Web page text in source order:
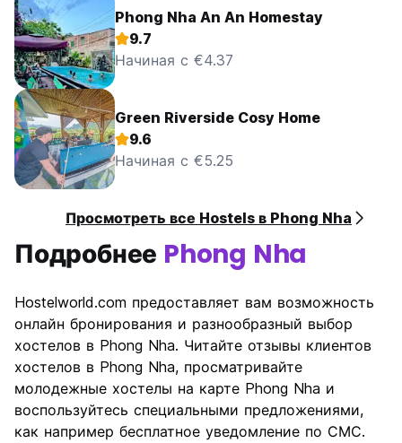
Phong Nha An An Homestay
9.7
Начиная с €4.37
Green Riverside Cosy Home
9.6
Начиная с €5.25
Просмотреть все Hostels в Phong Nha
Подробнее Phong Nha
Hostelworld.com предоставляет вам возможность
онлайн бронирования и разнообразный выбор
хостелов в Phong Nha. Читайте отзывы клиентов
хостелов в Phong Nha, просматривайте
молодежные хостелы на карте Phong Nha и
воспользуйтесь специальными предложениями,
как например бесплатное уведомление по СМС.